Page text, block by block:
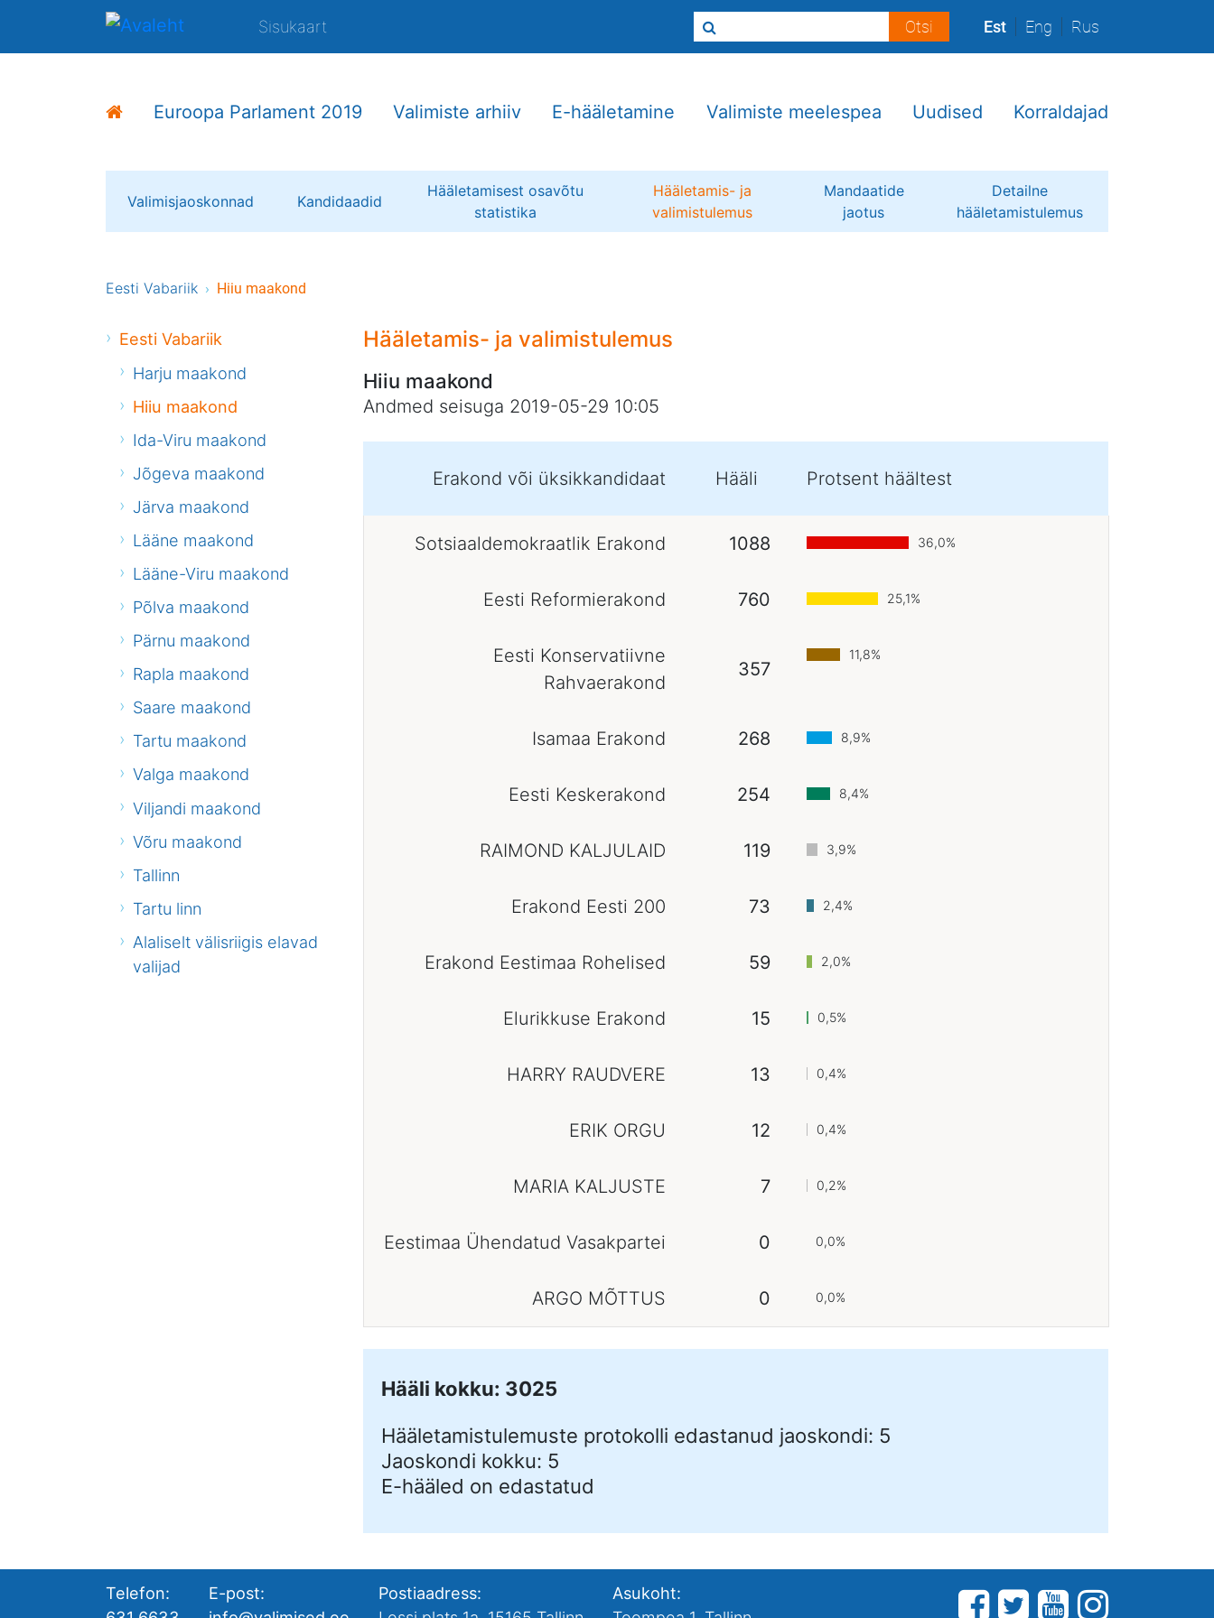
Sisukaart Est Eng Rus
Euroopa Parlament 2019 Valimiste arhiiv E-hääletamine Valimiste meelespea Uudised Korraldajad
Valimisjaoskonnad Kandidaadid
Hääletamisest osavõtu
statistika
Hääletamis- ja
valimistulemus
Mandaatide
jaotus
Detailne
hääletamistulemus
Eesti Vabariik Hiiu maakond
Eesti Vabariik
Harju maakond
Hiiu maakond
Ida-Viru maakond
Jõgeva maakond
Järva maakond
Lääne maakond
Lääne-Viru maakond
Põlva maakond
Pärnu maakond
Rapla maakond
Saare maakond
Tartu maakond
Valga maakond
Viljandi maakond
Võru maakond
Tallinn
Tartu linn
Alaliselt välisriigis elavad
valijad
Hääletamis- ja valimistulemus
Hiiu maakond
Andmed seisuga 2019-05-29 10:05
Erakond või üksikkandidaat Hääli Protsent häältest
Sotsiaaldemokraatlik Erakond 1088 36,0%
Eesti Reformierakond 760 25,1%
Eesti Konservatiivne
Rahvaerakond
357
11,8%
Isamaa Erakond 268 8,9%
Eesti Keskerakond 254 8,4%
RAIMOND KALJULAID 119 3,9%
Erakond Eesti 200 73 2,4%
Erakond Eestimaa Rohelised 59 2,0%
Elurikkuse Erakond 15 0,5%
HARRY RAUDVERE 13 0,4%
ERIK ORGU 12 0,4%
MARIA KALJUSTE 7 0,2%
Eestimaa Ühendatud Vasakpartei 0 0,0%
ARGO MÕTTUS 0 0,0%
Hääli kokku: 3025
Hääletamistulemuste protokolli edastanud jaoskondi: 5
Jaoskondi kokku: 5
E-hääled on edastatud
Telefon:
E-post:
Postiaadress:
Asukoht: